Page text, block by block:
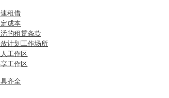
租借
成本
活的租赁条款
计划工作场所
工作区
工作区
齐全